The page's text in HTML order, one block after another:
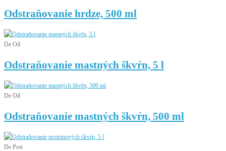
Odstraňovanie hrdze, 500 ml
De Oil
Odstraňovanie mastných škvŕn, 5 l
De Oil
Odstraňovanie mastných škvŕn, 500 ml
De Prot